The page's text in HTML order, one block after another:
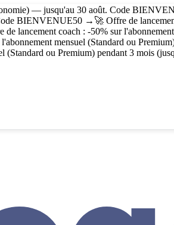
— jusqu'au 30 août. Code
BIENVENUE50 → 🚀 Offre de
de lancement coach : -50% sur
mensuel (Standard ou
(Standard ou Premium) pendant 3 mois